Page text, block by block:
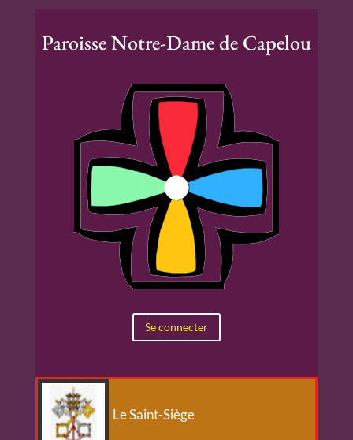
Paroisse Notre-Dame de Capelou
Se connecter
Le Saint-Siège